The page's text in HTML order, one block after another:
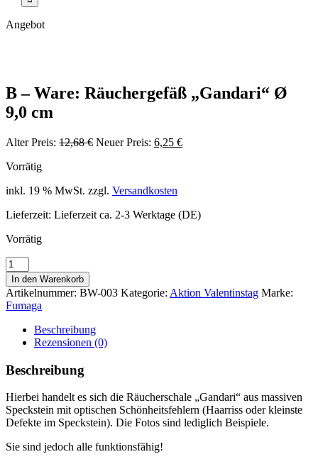
Angebot
B – Ware: Räuchergefäß „Gandari“ Ø
9,0 cm
Alter Preis: 12,68€ Ursprünglicher
Neuer Preis: 6,25 €Aktueller
Vorrätig
inkl. 19 % MwSt. zzgl. Versandkosten
Lieferzeit: Lieferzeit ca. 2-3 Werktage (DE)
Vorrätig
B
-
Ware:
Räuchergefäß
"Gandari"
Menge
In den Warenkorb
Artikelnummer: BW-003 Kategorie: Aktion Valentinstag Marke:
Fumaga
Beschreibung
Rezensionen (0)
Beschreibung
Hierbei handelt es sich die Räucherschale „Gandari“ aus massiven
Speckstein mit optischen Schönheitsfehlern (Haarriss oder kleinste
Defekte im Speckstein). Die Fotos sind lediglich Beispiele.
Sie sind jedoch alle funktionsfähig!